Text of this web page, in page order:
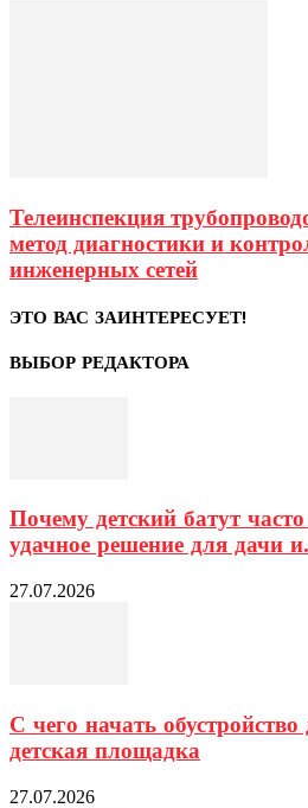
Телеинспекция
метод диагностики и
инженерных сетей
ЭТО ВАС ЗАИНТЕРЕСУЕТ!
ВЫБОР РЕДАКТОРА
Почему детский батут
удачное решение для дачи
27.07.2026
С чего начать
детская площадка
27.07.2026